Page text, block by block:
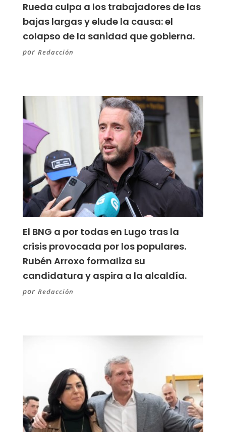
Rueda culpa a los trabajadores de las
bajas largas y elude la causa: el
colapso de la sanidad que gobierna.
por Redacción
El BNG a por todas en Lugo tras la
crisis provocada por los populares.
Rubén Arroxo formaliza su
candidatura y aspira a la alcaldía.
por Redacción